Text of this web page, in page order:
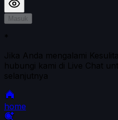
Masuk
*
Jika Anda mengalami
hubungi kami di Live Chat
selanjutnya
home